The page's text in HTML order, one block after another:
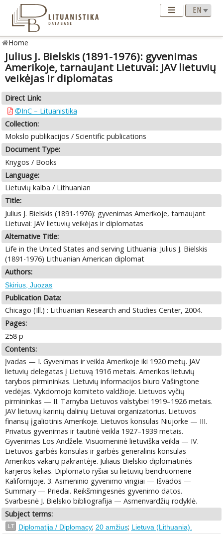
Home
Julius J. Bielskis (1891-1976): gyvenimas
Amerikoje, tarnaujant Lietuvai: JAV lietuvių
veikėjas ir diplomatas
Direct Link:
©InC – Lituanistika
Collection:
Mokslo publikacijos / Scientific publications
Document Type:
Knygos / Books
Language:
Lietuvių kalba / Lithuanian
Title:
Julius J. Bielskis (1891-1976): gyvenimas Amerikoje, tarnaujant
Lietuvai: JAV lietuvių veikėjas ir diplomatas
Alternative Title:
Life in the United States and serving Lithuania: Julius J. Bielskis
(1891-1976) Lithuanian American diplomat
Authors:
Skirius, Juozas
Publication Data:
Chicago (Ill.) : Lithuanian Research and Studies Center, 2004.
Pages:
258 p
Contents:
Įvadas — I. Gyvenimas ir veikla Amerikoje iki 1920 metų. JAV
lietuvių delegatas į Lietuvą 1916 metais. Amerikos lietuvių
tarybos pirmininkas. Lietuvių informacijos biuro Vašingtone
vedėjas. Vykdomojo komiteto valdžioje. Lietuvos vyčių
pirmininkas — II. Tarnyba Lietuvos valstybei 1919–1926 metais.
JAV lietuvių karinių dalinių Lietuvai organizatorius. Lietuvos
finansų įgaliotinis Amerikoje. Lietuvos konsulas Niujorke — III.
Privatus gyvenimas ir tautinė veikla 1927–1939 metais.
Gyvenimas Los Andžele. Visuomeninė lietuviška veikla — IV.
Lietuvos garbės konsulas ir garbės generalinis konsulas
Amerikos vakarų pakrantėje. Juliaus Bielskio diplomatinės
karjeros kelias. Diplomato ryšiai su lietuvių bendruomene
Kalifornijoje. 3. Asmeninio gyvenimo vingiai — Išvados —
Summary — Priedai. Reikšmingesnės gyvenimo datos.
Svarbesnė J. Bielskio bibliografija — Asmenvardžių rodyklė.
Subject terms:
LT Diplomatija / Diplomacy; 20 amžius; Lietuva (Lithuania).